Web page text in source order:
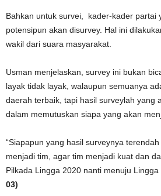
Bahkan untuk survei, kader-kader partai
potensipun akan disurvey. Hal ini
wakil dari suara masyarakat.
Usman menjelaskan, survey ini bukan
layak tidak layak, walaupun semuanya
daerah terbaik, tapi hasil surveylah yang
dalam memutuskan siapa yang akan
“Siapapun yang hasil surveynya
menjadi tim, agar tim menjadi kuat dan
Pilkada Lingga 2020 nanti menuju Lingga
03)